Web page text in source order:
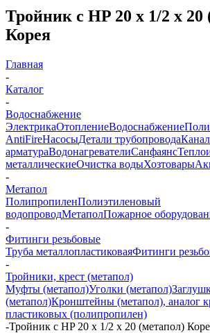
Тройник с HP 20 х 1/2 х 20
Корея
Главная
-
Каталог
-
Водоснабжение
ЭлектрикаОтоплениеВодоснабжение
AntiFireНасосыДетали трубопровода
арматураВодонагревателиСанфаянс
металлическиеОчистка водыХозтовары
-
Метапол
ПолипропиленПолиэтиленовый
водопроводМетаполПожарное
-
Фитинги резьбовые
Труба металлопластиковаяФитинги
-
Тройники, крест (метапол)
Муфты (метапол)Уголки (метапол)
(метапол)Кронштейны (метапол), аналог
пластиковых (полипропилен)
-Тройник с HP 20 х 1/2 х 20 (метапол)